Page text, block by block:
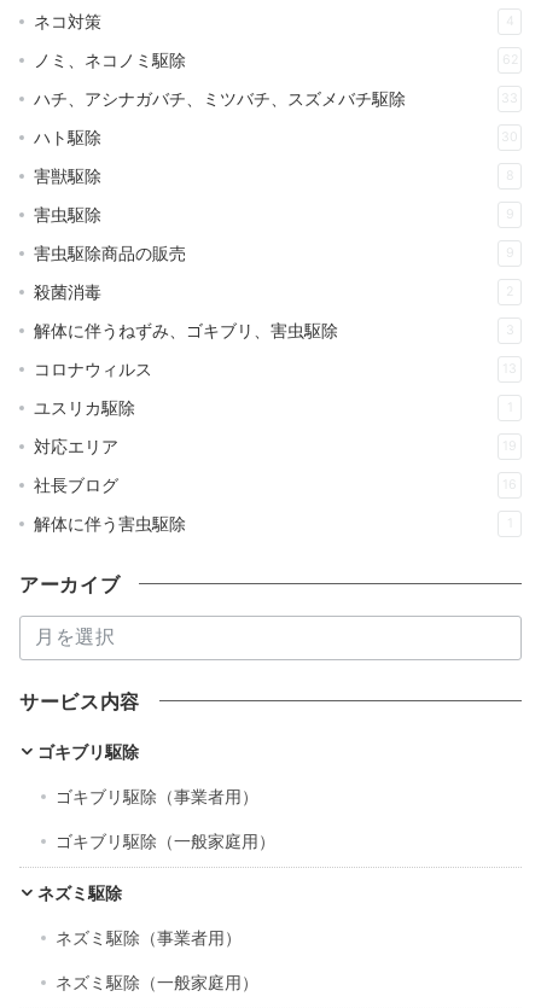
ネコ対策 4
ノミ、ネコノミ駆除 62
ハチ、アシナガバチ、ミツバチ、スズメバチ駆除
ハト駆除 30
害獣駆除 8
害虫駆除 9
害虫駆除商品の販売 9
殺菌消毒 2
解体に伴うねずみ、ゴキブリ、害虫駆除
コロナウィルス
ユスリカ駆除
対応エリア 19
社長ブログ 16
解体に伴う害虫駆除
アーカイブ
ー
カ
イ
ブ
サービス内容
ゴキブリ駆除
ゴキブリ駆除（事業者用）
ゴキブリ駆除（一般家庭用）
ネズミ駆除
ネズミ駆除（事業者用）
ネズミ駆除（一般家庭用）